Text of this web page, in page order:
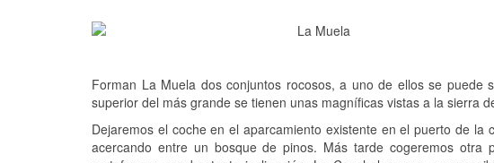
Forman La Muela dos conjuntos rocosos, a uno de ellos se
superior del más grande se tienen unas magníficas vistas a la sierra
Dejaremos el coche en el aparcamiento existente en el puerto de
acercando entre un bosque de pinos. Más tarde cogeremos